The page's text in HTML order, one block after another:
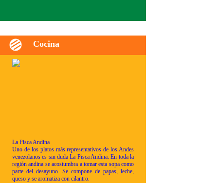
Cocina
La Pisca Andina
Uno de los platos más representativos de los Andes
venezolanos es sin duda La Pisca Andina. En toda la
región andina se acostumbra a tomar esta sopa como
parte del desayuno. Se compone de papas, leche,
queso y se aromatiza con cilantro.